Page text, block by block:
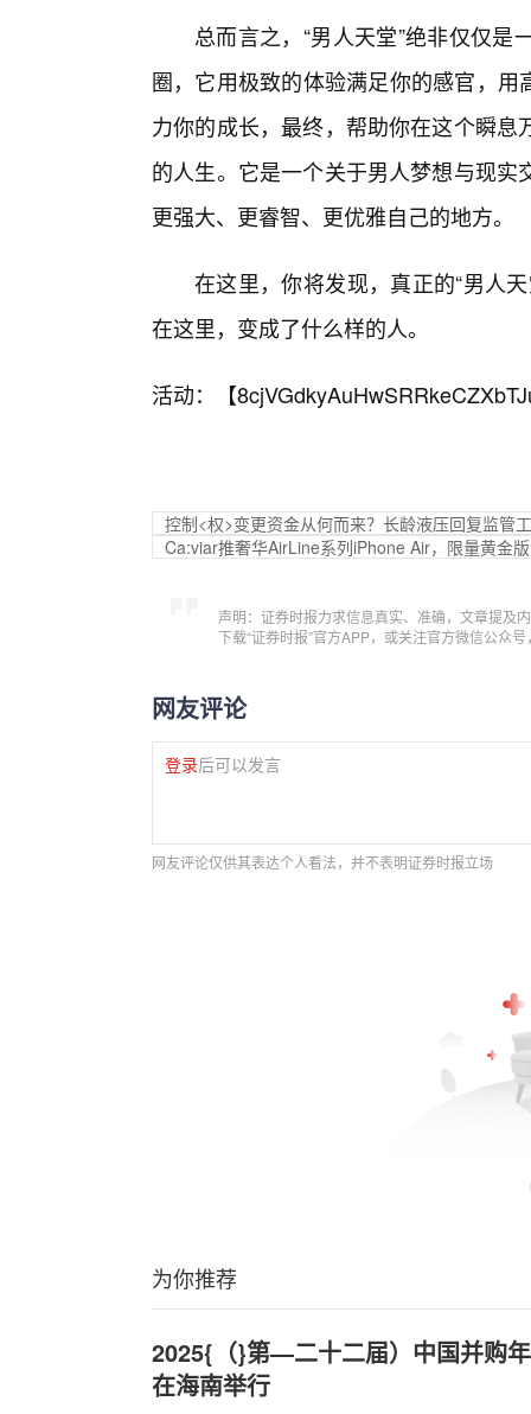
总而言之，“男人天堂”绝非仅仅
圈，它用极致的体验满足你的感官，
力你的成长，最终，帮助你在这个瞬
的人生。它是一个关于男人梦想与现
更强大、更睿智、更优雅自己的地方。
在这里，你将发现，真正的“男人
在这里，变成了什么样的人。
活动：【
控制<权>变更资金从何而来？长龄液压回复监管
Ca:viar推奢华AirLine系列iPhone Air，限量黄金
声明：证券时报力求信息真实、准确，文章提及
下载“证券时报”官方APP，或关注官方微信公众
网友评论
登录后可以发言
网友评论仅供其表达个人看法，并不表明证券时报立场
为你推荐
2025{（}第—二十二届）中国并购
在海南举行